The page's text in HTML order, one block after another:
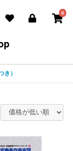
0
き）